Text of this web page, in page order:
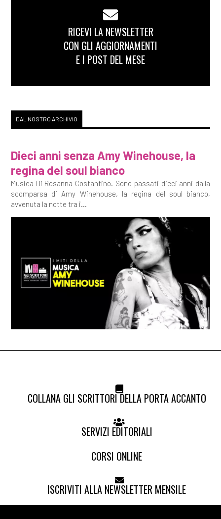
RICEVI LA NEWSLETTER
CON GLI AGGIORNAMENTI
E I POST DEL MESE
DAL NOSTRO ARCHIVIO
Dieci anni senza Amy Winehouse, la
regina del soul bianco
Musica Di Rosanna Costantino. Sono passati dieci anni dalla
scomparsa di Amy Winehouse, la regina del soul bianco,
avvenuta la notte tra i...
COLLANA GLI SCRITTORI DELLA PORTA ACCANTO
SERVIZI EDITORIALI
CORSI ONLINE
ISCRIVITI ALLA NEWSLETTER MENSILE